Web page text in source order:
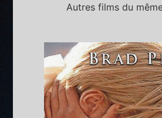
Autres films du